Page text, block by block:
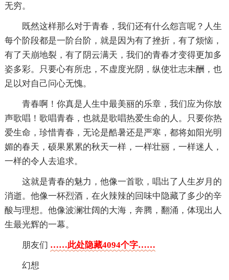
无穷。
既然这样那么对于青春，我们还有什么怨言呢？人生
每个阶段都是一阶台阶，就是因为有了挫折，有了烦恼，
有了天崩地裂，有了阴云满天，我们的青春才变得更加多
姿多彩。只要心有所忠，不虚度光阴，纵使壮志未酬，也
足以对自己问心无愧。
青春啊！你真是人生中最美丽的乐章，我们应为你放
声歌唱！歌唱青春，也就是歌唱热爱生命的人。只要你热
爱生命，珍惜青春，无论是酷暑还是严寒，都将如阳光明
媚的春天，硕果累累的秋天一样，一样壮丽，一样迷人，
一样的令人去追求。
这就是青春的魅力，他像一首歌，唱出了人生岁月的
消逝。他像一杯烈酒，在火辣辣的回味中隐藏了多少的辛
酸与理想。他像波澜壮阔的大海，奔腾，翻涌，体现出人
生最光辉的一幕。
朋友们 ……此处隐藏4094个字……
幻想